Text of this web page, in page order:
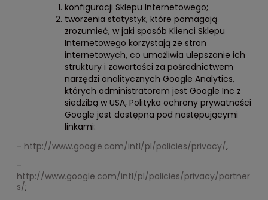
konfiguracji Sklepu Internetowego;
tworzenia statystyk, które pomagają
zrozumieć, w jaki sposób Klienci Sklepu
Internetowego korzystają ze stron
internetowych, co umożliwia ulepszanie ich
struktury i zawartości za pośrednictwem
narzędzi analitycznych Google Analytics,
których administratorem jest Google Inc z
siedzibą w USA, Polityka ochrony prywatności
Google jest dostępna pod następującymi
linkami:
- http://www.google.com/intl/pl/policies/privacy/,
-
http://www.google.com/intl/pl/policies/privacy/partner
s/;